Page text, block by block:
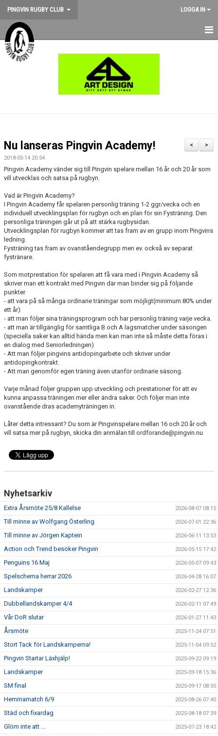
PINGVIN RUGBY CLUB LOGGA IN
HEM
BILDGALLERI
MEDLEMSKAP
MATCHER
ÖVRIGT
ENGLISH
ANTIDOPING
LIU GYMNASIUM-RUGBY
>
<
Nu lanseras Pingvin Academy!
2018-05-14 20:54
Pingvin Academy vänder sig till Pingvin spelare mellan 16 år och 20 år som
vill utvecklas och satsa på rugbyn.
Vad är Pingvin Academy?
I Pingvin Academy får spelaren personlig träning 1-2 ggr/vecka och en
individuell utvecklingsplan för rugbyn och en plan för sin Fysträning. Den
personliga träningen går ut på att stärka rugbysidan.
Utvecklingsplan för rugbyn kommer att tas fram av en grupp inom Pingvins
ledning.
Fysträning tas fram av ovanståendegrupp men ev. också av separat
fystränare.
Som motprestation för spelaren att få vara med i Pingvin Academy så
skriver man ett kontrakt med Pingvin där man binder sig på följande
punkter
- att vara på så många ordinarie träningar som möjligt(minimum 80% under
ett år)
- att man följer sina träningsprogram och har personlig träning varje vecka.
- att man är tillgänglig för samtliga B och A lagsmatcher under säsongen
(speciella saker kan alltid hända men kan man inte så måste detta föras i
en dialog med Seniorledningen)
- Att man följer pingvins antidopingarbete och skriver under
antidopingkontrakt.
- Att man genomför egen träning även utanför ordinarie säsong.
Varje månad följer gruppen upp utveckling och prestationer för att ev
kunna anpassa träningen mer eller ändra saker. Och följer man inte
ovanstående dras academyträningen in.
Låter detta intressant? Du som är Pingvinspelare mellan 16 och 20 år och
vill satsa mer på rugbyn, skicka din anmälan till ordforande@pingvin.nu
Nyhetsarkiv
Extra Årsmöte 25/8 Kallelse 2026-08-07 08:15
Till minne av Wolfgang Österling 2026-07-01 22:36
Till minne av Jörgen Kaptein 2026-06-11 13:53
Action och Trend besöker Pingvin 2026-05-15 17:42
Penguins 16 Maj 2026-05-07 09:43
Spelschema herrar 2026 2026-04-28 16:07
Landskamper 2026-02-27 12:36
Dubbellandskamper 4/4 2026-02-11 07:49
Vår DoR slutar 2026-01-27 11:43
Årsmöte 2025-11-24 07:51
Stort Tack för Landskamperna! 2025-11-04 09:52
Pingvin Startar Läxhjälp! 2025-09-22 09:19
Landskamper 2025-09-18 15:36
SM final 2025-09-17 08:50
Hemmamatch 6/9 2025-08-26 07:40
Städ och fixardag 2025-08-18 07:39
Glöm inte att ... 2025-07-23 18:42